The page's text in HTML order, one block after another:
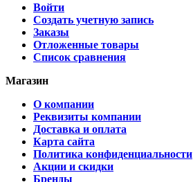
Войти
Создать учетную запись
Заказы
Отложенные товары
Список сравнения
Магазин
О компании
Реквизиты компании
Доставка и оплата
Карта сайта
Политика конфиденциальности
Акции и скидки
Бренды